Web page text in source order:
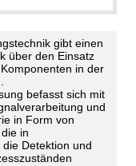
gibt einen
über den Einsatz
in der
befasst sich mit
und
in Form von
in
Detektion und